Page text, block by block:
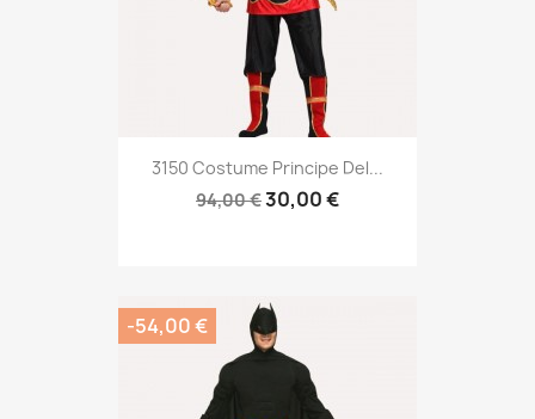
3150 Costume Principe Del...
94,00 €30,00 €
-54,00 €